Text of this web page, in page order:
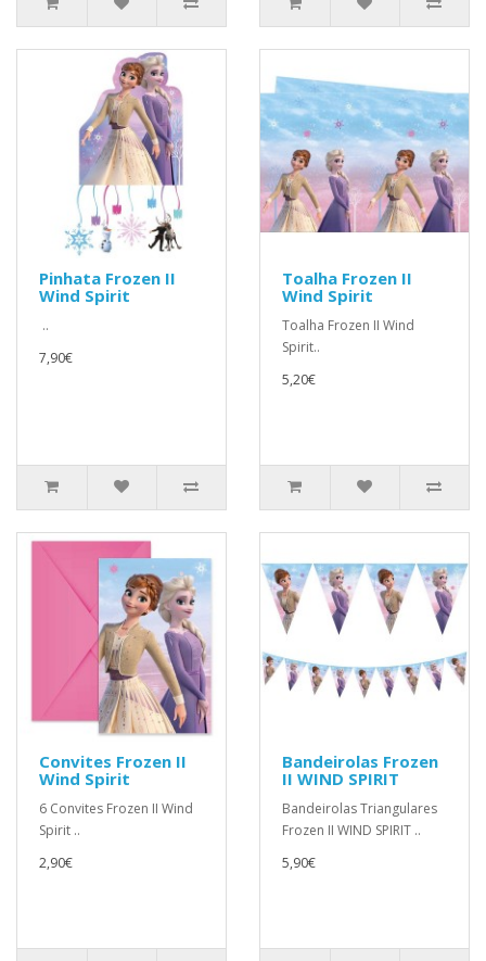
Pinhata Frozen II
Wind Spirit
..
7,90€
Toalha Frozen II
Wind Spirit
Toalha Frozen II Wind
Spirit..
5,20€
Convites Frozen II
Wind Spirit
6 Convites Frozen II Wind
Spirit ..
2,90€
Bandeirolas Frozen
II WIND SPIRIT
Bandeirolas Triangulares
Frozen II WIND SPIRIT ..
5,90€